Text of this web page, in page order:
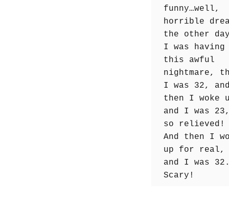
funny…well,
horrible
the other
I was having
this awful
nightmare,
I was 32,
then I woke
and I was
so relieved!
And then I
up for real,
and I was
Scary!